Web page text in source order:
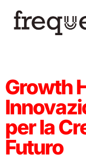
Growth
per la
Futuro